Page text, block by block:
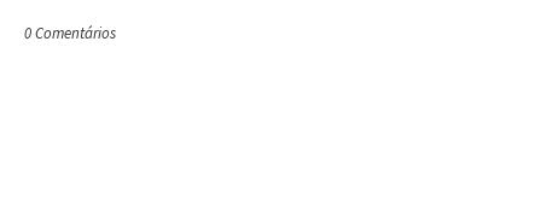
0 Comentários